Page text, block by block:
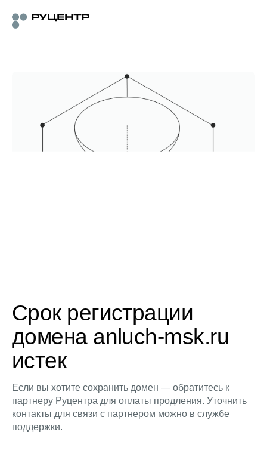
Срок регистрации
домена anluch-msk.ru
истек
Если вы хотите сохранить домен — обратитесь к
партнеру Руцентра для оплаты продления. Уточнить
контакты для связи с партнером можно в службе
поддержки.